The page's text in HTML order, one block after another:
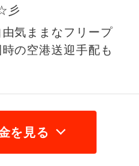
彡
気ままなフリープ
の空港送迎手配も
を見る
参加いただけるコースで
が指定なので、ご出発の計